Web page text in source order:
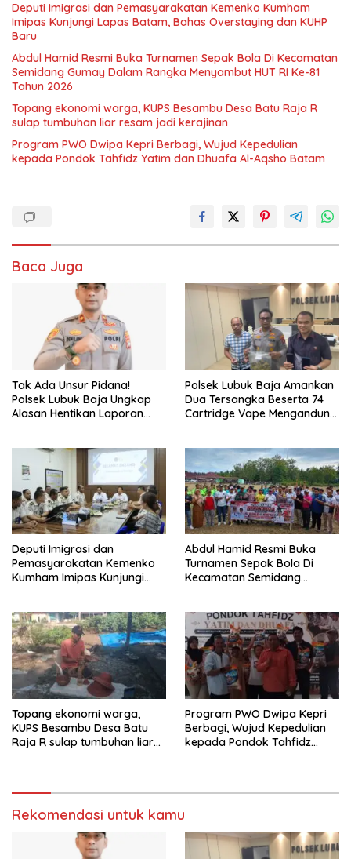
Deputi Imigrasi dan Pemasyarakatan Kemenko Kumham
Imipas Kunjungi Lapas Batam, Bahas Overstaying dan KUHP
Baru
Abdul Hamid Resmi Buka Turnamen Sepak Bola Di Kecamatan
Semidang Gumay Dalam Rangka Menyambut HUT RI Ke-81
Tahun 2026
Topang ekonomi warga, KUPS Besambu Desa Batu Raja R
sulap tumbuhan liar resam jadi kerajinan
Program PWO Dwipa Kepri Berbagi, Wujud Kepedulian
kepada Pondok Tahfidz Yatim dan Dhuafa Al-Aqsho Batam
Baca Juga
Tak Ada Unsur Pidana!
Polsek Lubuk Baja Ungkap
Alasan Hentikan Laporan
Polsek Lubuk Baja Amankan
Dua Tersangka Beserta 74
Cartridge Vape Mengandung
Deputi Imigrasi dan
Pemasyarakatan Kemenko
Kumham Imipas Kunjungi
Abdul Hamid Resmi Buka
Turnamen Sepak Bola Di
Kecamatan Semidang
Tahun 2026
Topang ekonomi warga,
KUPS Besambu Desa Batu
Raja R sulap tumbuhan liar
Program PWO Dwipa Kepri
Berbagi, Wujud Kepedulian
kepada Pondok Tahfidz
Rekomendasi untuk kamu